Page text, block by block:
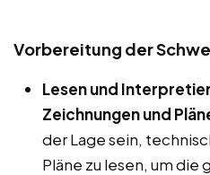
Vorbereitung der
Lesen und
Zeichnungen und
der Lage sein,
Pläne zu lesen, um